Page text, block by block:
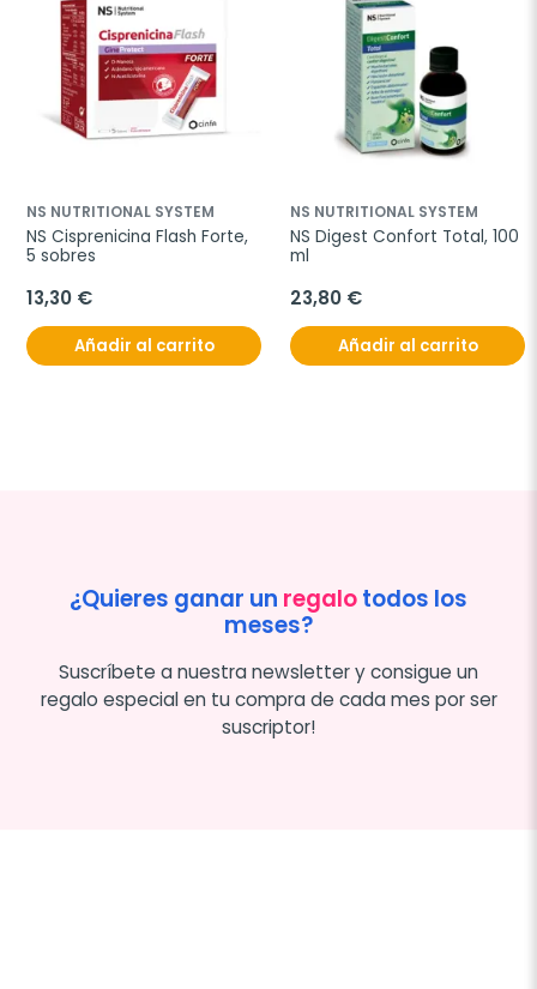
NS NUTRITIONAL SYSTEM
NS Cisprenicina Flash Forte,
5 sobres
13,30 €
Añadir al carrito
NS NUTRITIONAL SYSTEM
NS Digest Confort Total, 100
ml
23,80 €
Añadir al carrito
¿Quieres ganar un regalotodos los
meses?
Suscríbete a nuestra newsletter y consigue un
regalo especial en tu compra de cada mes por ser
suscriptor!